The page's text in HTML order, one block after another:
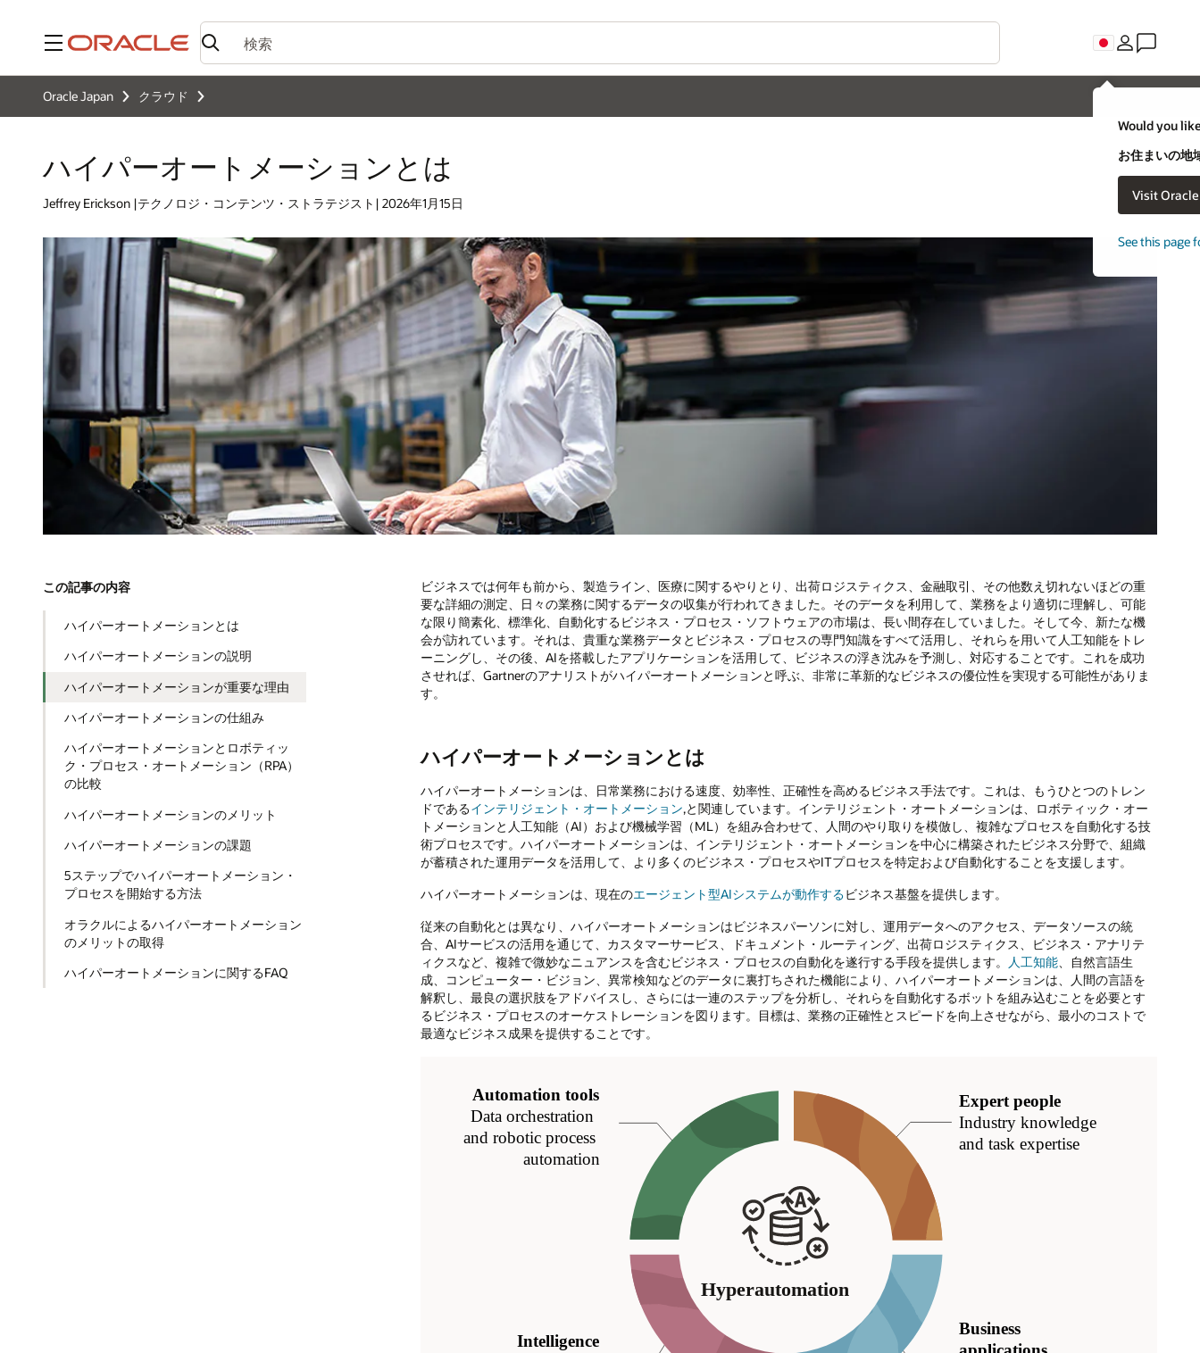
メニュー
Would you
お住まいの地
Visit
See this page
Oracle Japan クラウド
ハイパーオートメーションとは
Jeffrey Erickson |テクノロジ・コンテンツ・ストラテジスト| 2026年1月15日
この記事の内容
ハイパーオートメーションとは
ハイパーオートメーションの説明
ハイパーオートメーションが重要な理由
ハイパーオートメーションの仕組み
ハイパーオートメーションとロボティッ
ク・プロセス・オートメーション（RPA）
の比較
ハイパーオートメーションのメリット
ハイパーオートメーションの課題
5ステップでハイパーオートメーション・
プロセスを開始する方法
オラクルによるハイパーオートメーション
のメリットの取得
ハイパーオートメーションに関するFAQ
ビジネスでは何年も前から、製造ライン、医療に関するやりとり、出荷ロジスティクス、金融取引、その他数え切れないほどの重
要な詳細の測定、日々の業務に関するデータの収集が行われてきました。そのデータを利用して、業務をより適切に理解し、可能
な限り簡素化、標準化、自動化するビジネス・プロセス・ソフトウェアの市場は、長い間存在していました。そして今、新たな機
会が訪れています。それは、貴重な業務データとビジネス・プロセスの専門知識をすべて活用し、それらを用いて人工知能をトレ
ーニングし、その後、AIを搭載したアプリケーションを活用して、ビジネスの浮き沈みを予測し、対応することです。これを成功
させれば、Gartnerのアナリストがハイパーオートメーションと呼ぶ、非常に革新的なビジネスの優位性を実現する可能性がありま
す。
ハイパーオートメーションとは
ハイパーオートメーションは、日常業務における速度、効率性、正確性を高めるビジネス手法です。これは、もうひとつのトレン
ドであるインテリジェント・オートメーション,と関連しています。インテリジェント・オートメーションは、ロボティック・オー
トメーションと人工知能（AI）および機械学習（ML）を組み合わせて、人間のやり取りを模倣し、複雑なプロセスを自動化する技
術プロセスです。ハイパーオートメーションは、インテリジェント・オートメーションを中心に構築されたビジネス分野で、組織
が蓄積された運用データを活用して、より多くのビジネス・プロセスやITプロセスを特定および自動化することを支援します。
ハイパーオートメーションは、現在のエージェント型AIシステムが動作するビジネス基盤を提供します。
従来の自動化とは異なり、ハイパーオートメーションはビジネスパーソンに対し、運用データへのアクセス、データソースの統
合、AIサービスの活用を通じて、カスタマーサービス、ドキュメント・ルーティング、出荷ロジスティクス、ビジネス・アナリテ
ィクスなど、複雑で微妙なニュアンスを含むビジネス・プロセスの自動化を遂行する手段を提供します。 人工知能、自然言語生
成、コンピューター・ビジョン、異常検知などのデータに裏打ちされた機能により、ハイパーオートメーションは、人間の言語を
解釈し、最良の選択肢をアドバイスし、さらには一連のステップを分析し、それらを自動化するボットを組み込むことを必要とす
るビジネス・プロセスのオーケストレーションを図ります。目標は、業務の正確性とスピードを向上させながら、最小のコストで
最適なビジネス成果を提供することです。